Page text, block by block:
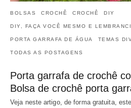
BOLSAS CROCHÊ CROCHÊ DIY
DIY, FAÇA VOCÊ MESMO E
PORTA GARRAFA DE ÁGUA TEMAS
TODAS AS POSTAGENS
Porta garrafa de crochê
Bolsa de crochê porta
Veja neste artigo, de forma gratuita,